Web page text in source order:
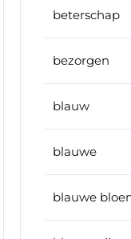
beterschap
bezorgen
blauw
blauwe
blauwe